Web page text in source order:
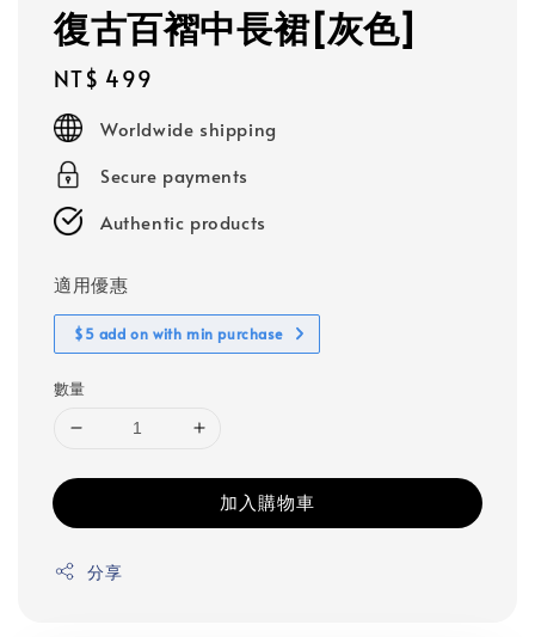
復古百褶中長裙[灰色]
Regular
price
NT$ 499
Worldwide shipping
Secure payments
Authentic products
適用優惠
$5 add on with min purchase
數量
加入購物車
分享